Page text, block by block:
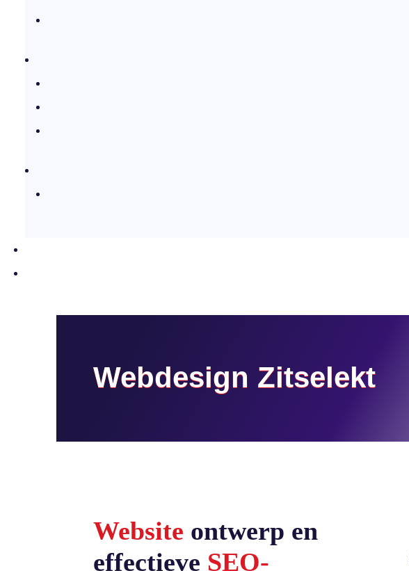
Webdesign Zitselekt
Website ontwerp en
effectieve SEO-